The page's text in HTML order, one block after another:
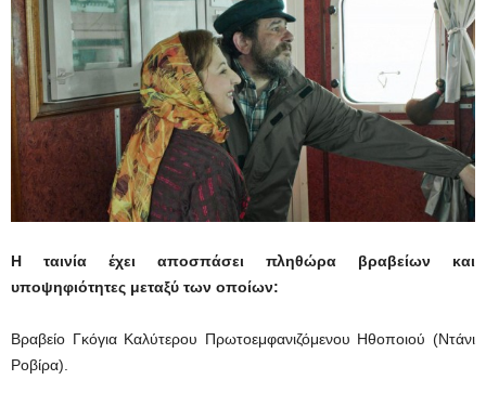
Η ταινία έχει αποσπάσει πληθώρα βραβείων και
υποψηφιότητες μεταξύ των οποίων:
Βραβείο Γκόγια Καλύτερου Πρωτοεμφανιζόμενου Ηθοποιού (Ντάνι
Ροβίρα).